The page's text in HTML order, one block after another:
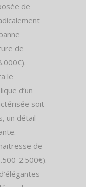
de
de
le
d’un
soit
un détail
de
2.500€).